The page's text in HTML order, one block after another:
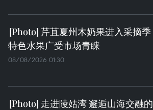
芹苴夏州木奶果进入采摘季
特色水果广受市场青睐
08/08/2026 01:30
走进陵姑湾 邂逅山海交融的